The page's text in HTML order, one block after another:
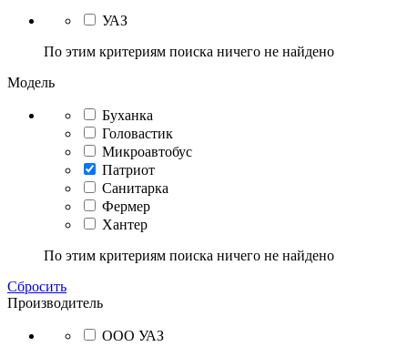
УАЗ
По этим критериям поиска ничего не найдено
Модель
Буханка
Головастик
Микроавтобус
Патриот
Санитарка
Фермер
Хантер
По этим критериям поиска ничего не найдено
Сбросить
Производитель
ООО УАЗ